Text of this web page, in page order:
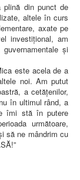
plină din punct de
altele în curs
axate pe
investiţional, am
și
este acela de a
noi. Am putut
a cetăţenilor,
în ultimul rând, a
îmi stă în putere
următoare,
să ne mândrim cu